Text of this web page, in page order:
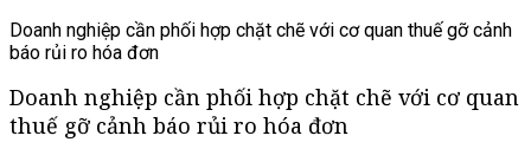
Doanh nghiệp cần phối hợp chặt chẽ với cơ quan thuế gỡ cảnh
báo rủi ro hóa đơn
Doanh nghiệp cần phối hợp chặt chẽ với cơ quan
thuế gỡ cảnh báo rủi ro hóa đơn